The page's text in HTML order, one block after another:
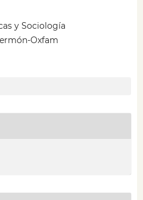
y Sociología
Oxfam